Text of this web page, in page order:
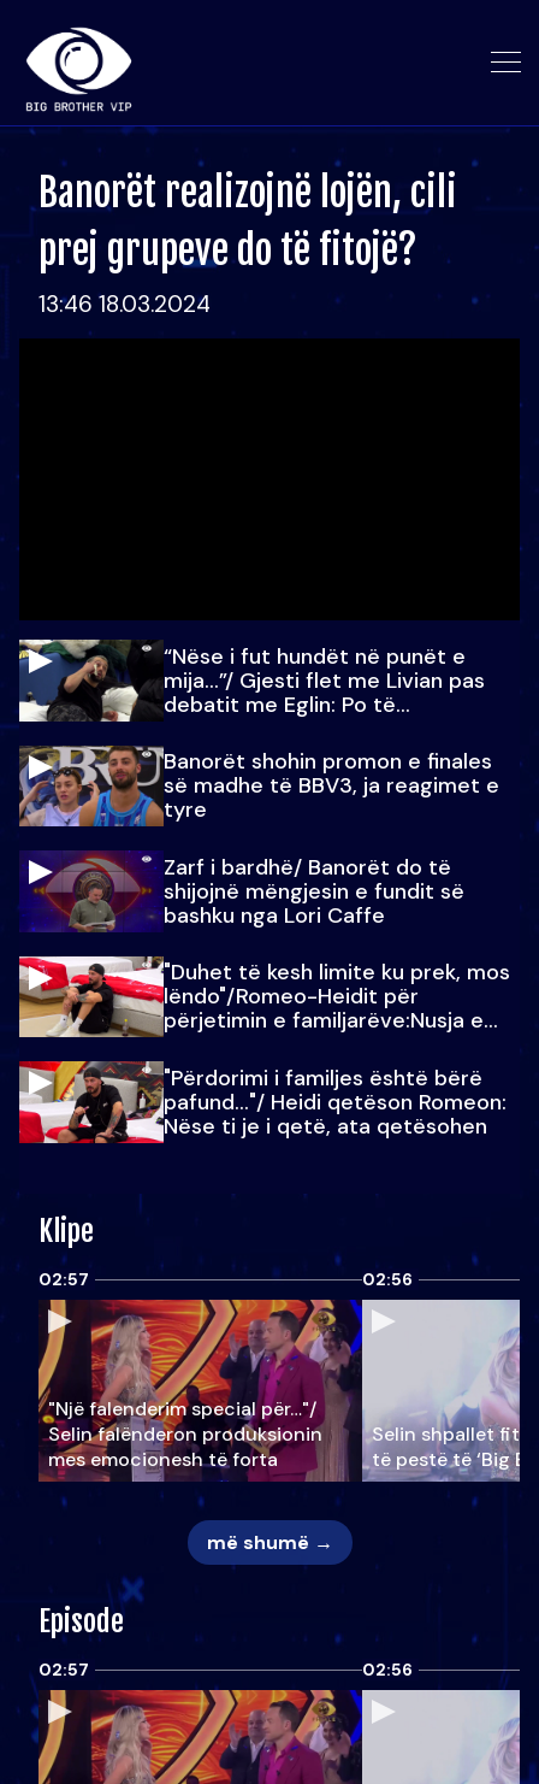
Banorët realizojnë lojën, cili
prej grupeve do të fitojë?
13:46 18.03.2024
“Nëse i fut hundët në punët e
mija…”/ Gjesti flet me Livian pas
debatit me Eglin: Po të
Banorët shohin promon e finales
së madhe të BBV3, ja reagimet e
tyre
Zarf i bardhë/ Banorët do të
shijojnë mëngjesin e fundit së
bashku nga Lori Caffe
"Duhet të kesh limite ku prek, mos
lëndo"/Romeo-Heidit për
përjetimin e familjarëve:Nusja e
"Përdorimi i familjes është bërë
pafund…"/ Heidi qetëson Romeon:
Nëse ti je i qetë, ata qetësohen
Klipe
02:57
"Një falenderim special për…"/
Selin falënderon produksionin
mes emocionesh të forta
02:56
Selin shpallet
të pestë të ‘Big
më shumë →
Episode
02:57 02:56